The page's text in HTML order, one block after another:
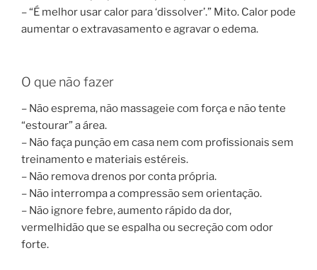
– “É melhor usar calor para ‘dissolver’.” Mito. Calor pode
aumentar o extravasamento e agravar o edema.
O que não fazer
– Não esprema, não massageie com força e não tente
“estourar” a área.
– Não faça punção em casa nem com profissionais sem
treinamento e materiais estéreis.
– Não remova drenos por conta própria.
– Não interrompa a compressão sem orientação.
– Não ignore febre, aumento rápido da dor,
vermelhidão que se espalha ou secreção com odor
forte.